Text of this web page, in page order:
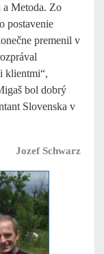
Metoda. Zo
postavenie
premenil v
klientmi“,
bol dobrý
Slovenska v
Jozef Schwarz